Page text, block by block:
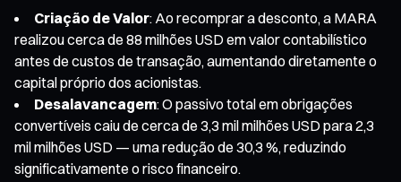
Criação de Valor: Ao recomprar a desconto, a MARA
realizou cerca de 88 milhões USD em valor contabilístico
antes de custos de transação, aumentando diretamente o
capital próprio dos acionistas.
Desalavancagem: O passivo total em obrigações
convertíveis caiu de cerca de 3,3 mil milhões USD para 2,3
mil milhões USD — uma redução de 30,3 %, reduzindo
significativamente o risco financeiro.